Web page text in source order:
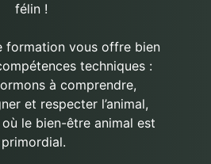
félin !
formation vous offre bien
techniques :
à comprendre,
et respecter l’animal,
le bien-être animal est
primordial.